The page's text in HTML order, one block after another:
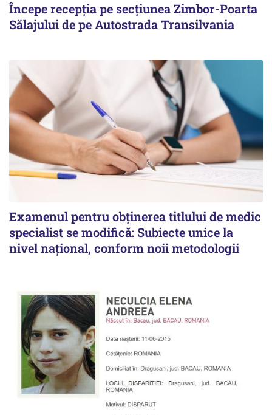
Începe recepţia pe secţiunea Zimbor-Poarta
Sălajului de pe Autostrada Transilvania
Examenul pentru obținerea titlului de medic
specialist se modifică: Subiecte unice la
nivel național, conform noii metodologii